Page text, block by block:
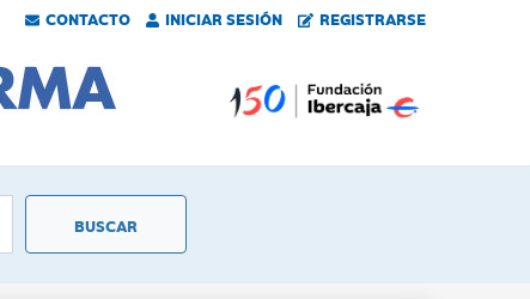
CONTACTO INICIAR SESIÓN REGISTRARSE